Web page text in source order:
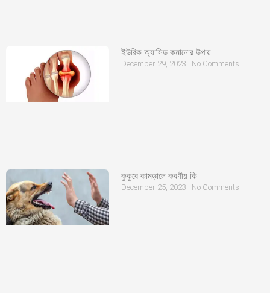
ইউরিক অ্যাসিড কমানোর উপায়
December 29, 2023 No Comments
কুকুরে কামড়ালে করণীয় কি
December 25, 2023 No Comments